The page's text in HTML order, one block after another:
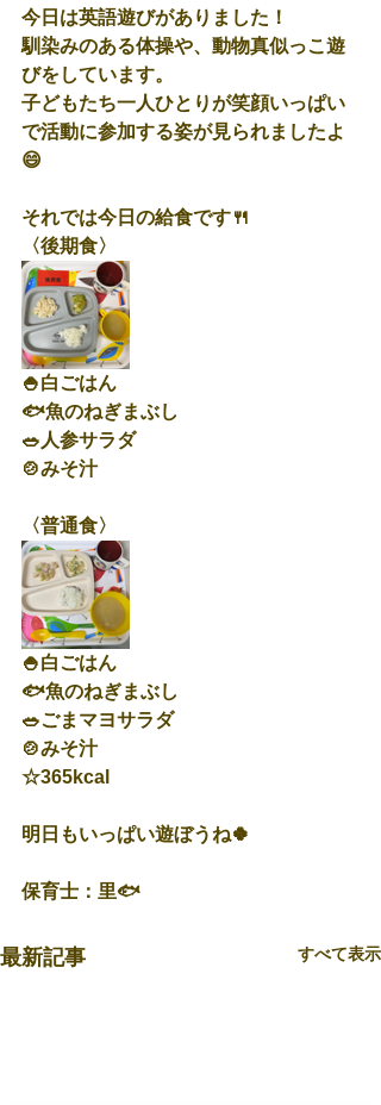
今日は英語遊びがありました！
馴染みのある体操や、動物真似っこ遊
びをしています。
子どもたち一人ひとりが笑顔いっぱい
で活動に参加する姿が見られましたよ
😄
それでは今日の給食です🍴
〈後期食〉
🍚白ごはん
🐟魚のねぎまぶし
🥗人参サラダ
🍲みそ汁
〈普通食〉
🍚白ごはん
🐟魚のねぎまぶし
🥗ごまマヨサラダ
🍲みそ汁
☆365kcal
明日もいっぱい遊ぼうね🍀
保育士：里🐟
最新記事 すべて表示